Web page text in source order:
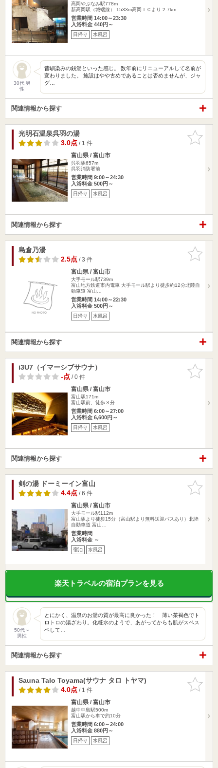
高岡やぶなみ駅778m
新高岡駅（城端線） 1533m高岡ＩＣより 2.7km
営業時間 14:00～23:30
入浴料金 440円～
日帰り 水風呂
30代 男
性
昔馴染みの銭湯といった感じ。 数年前にリニューアルして名前が
変わりました。 施設はやや古めであることは否めませんが、ジャ
グ…
関連情報から探す
お気に入
りに追加
光明石温泉呉羽の湯
3.0点/ 1 件
富山県 / 富山市
呉羽駅657m
呉羽消防署前
営業時間 9:00～24:30
入浴料金 500円～
日帰り 水風呂
関連情報から探す
お気に入
りに追加
島倉乃湯
2.5点/ 3 件
富山県 / 富山市
大手モール駅739m
富山地方鉄道市内電車 大手モール駅より徒歩約12分北陸自
動車道 富山…
営業時間 14:00～22:30
入浴料金 500円～
日帰り 水風呂
関連情報から探す
お気に入
りに追加
i3U7（イマーシブサウナ）
-点/ 0 件
富山県 / 富山市
富山駅171m
富山駅前、徒歩３分
営業時間 6:00～27:00
入浴料金 6,600円～
日帰り 水風呂
関連情報から探す
お気に入
りに追加
剣の湯 ドーミーイン富山
4.4点/ 6 件
富山県 / 富山市
大手モール駅112m
富山駅より徒歩15分（富山駅より無料送迎バスあり）北陸
自動車道 富山…
営業時間
入浴料金 ～
宿泊 水風呂
楽天トラベルの宿泊プランを見る
50代～
男性
とにかく、温泉のお湯の質が最高に良かった！ 薄い茶褐色でト
ロトロの湯ざわり。化粧水のようで、あがってからも肌がスベス
ベして…
関連情報から探す
お気に入
りに追加
Sauna Talo Toyama(サウナ タロ トヤマ)
4.0点/ 1 件
富山県 / 富山市
越中中島駅500m
富山駅から車で約10分
営業時間 6:00～24:00
入浴料金 880円～
日帰り 水風呂